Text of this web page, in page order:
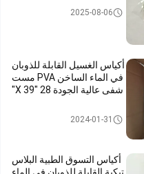
PVA حقيبة قابلة للذوبان في الماء2025-08-06
أكياس الغسيل القابلة للذوبان
في الماء الساخن PVA مست
شفى عالية الجودة 28 "X 39"
PVA حقيبة قابلة للذوبان في الماء2024-01-31
أكياس التسوق الطبية البلاس